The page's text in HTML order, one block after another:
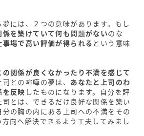
夢には、２つの意味があります。もし
係を築けていて何も問題がないのな
場で高い評価が得られる という意味
の関係が良くなかったり不満を感じて
との喧嘩の夢は、 あなたと上司のわ
を反映 したものになります。自分を評
とは、できるだけ良好な関係を築い
の胸の内にある上司への不満をその
向へ解決できるよう工夫してみまし